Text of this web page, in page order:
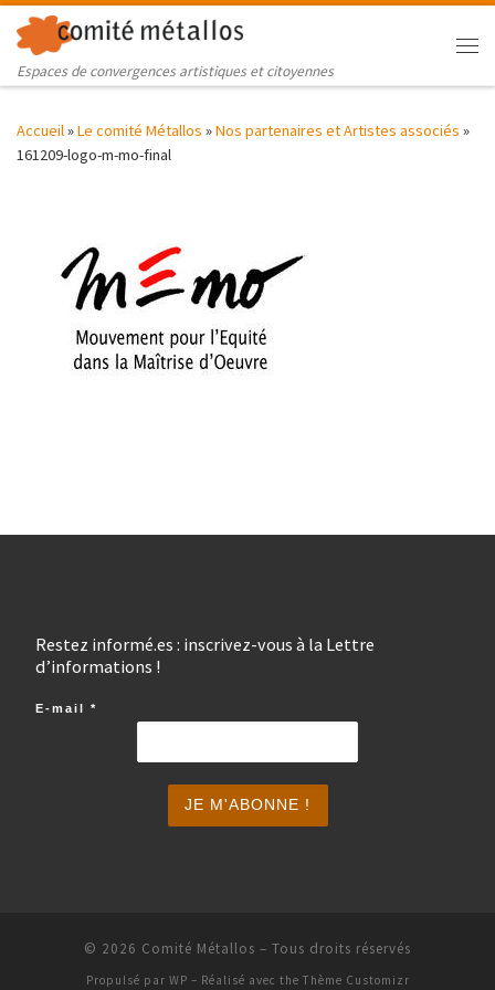
Skip to content
Espaces de convergences artistiques et citoyennes
Accueil»Le comité Métallos »Nos partenaires et Artistes associés »
161209-logo-m-mo-final
Restez informé.es : inscrivez-vous à la Lettre
d’informations !
E-mail *
© 2026 Comité Métallos – Tous droits réservés
Propulsé par WP – Réalisé avec the Thème Customizr